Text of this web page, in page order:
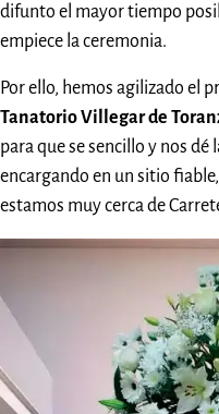
difunto el mayor tiempo
empiece la ceremonia.
Por ello, hemos agilizado el
Tanatorio Villegar de
para que se sencillo y nos
encargando en un sitio
estamos muy cerca de